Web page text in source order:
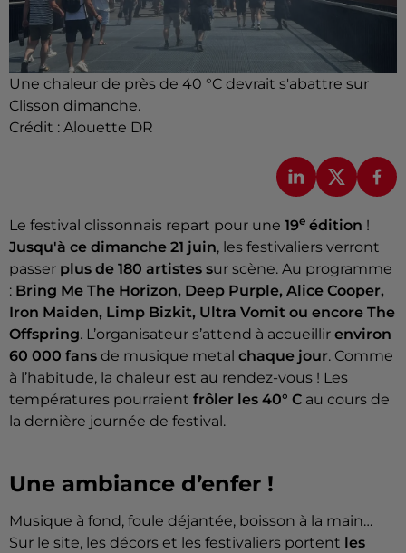
Une chaleur de près de 40 °C devrait s'abattre sur
Clisson dimanche.
Crédit : Alouette DR
Le festival clissonnais repart pour une 19e édition !
Jusqu'à ce dimanche 21 juin, les festivaliers verront
passer plus de 180 artistes sur scène. Au programme
: Bring Me The Horizon, Deep Purple, Alice Cooper,
Iron Maiden, Limp Bizkit, Ultra Vomit ou encore The
Offspring. L’organisateur s’attend à accueillir environ
60 000 fans de musique metal chaque jour. Comme
à l’habitude, la chaleur est au rendez-vous ! Les
températures pourraient frôler les 40° C au cours de
la dernière journée de festival.
Une ambiance d’enfer !
Musique à fond, foule déjantée, boisson à la main…
Sur le site, les décors et les festivaliers portent les